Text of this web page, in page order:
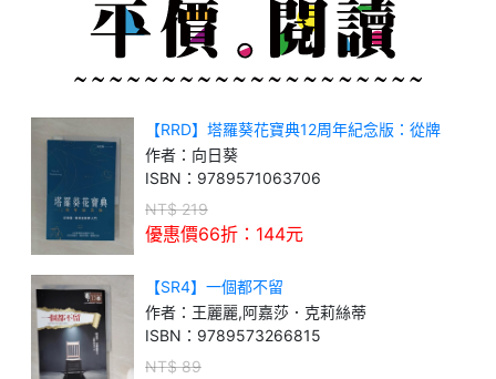
【RRD】塔羅葵花寶典12周年紀念版：從牌
義、牌陣到解牌入門
作者： 向日葵
ISBN： 9789571063706
NT$219
優惠價66折： 144元
【SR4】一個都不留
作者： 王麗麗,阿嘉莎．克莉絲蒂
ISBN： 9789573266815
NT$89